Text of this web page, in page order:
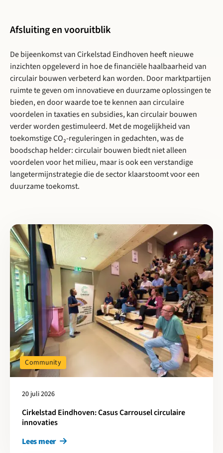
Afsluiting en vooruitblik
De bijeenkomst van Cirkelstad Eindhoven heeft nieuwe
inzichten opgeleverd in hoe de financiële haalbaarheid van
circulair bouwen verbeterd kan worden. Door marktpartijen
ruimte te geven om innovatieve en duurzame oplossingen te
bieden, en door waarde toe te kennen aan circulaire
voordelen in taxaties en subsidies, kan circulair bouwen
verder worden gestimuleerd. Met de mogelijkheid van
toekomstige CO₂-reguleringen in gedachten, was de
boodschap helder: circulair bouwen biedt niet alleen
voordelen voor het milieu, maar is ook een verstandige
langetermijnstrategie die de sector klaarstoomt voor een
duurzame toekomst.
20 juli 2026
Cirkelstad Eindhoven: Casus Carrousel circulaire
innovaties
Community
Lees meer
Lees meer over Cirkelstad Eindhoven: Casus Carrousel